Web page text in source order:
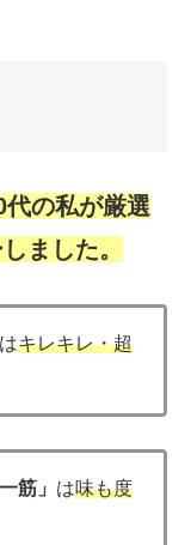
の私が厳選
ました。
はキレキレ・超
筋」 は味も度